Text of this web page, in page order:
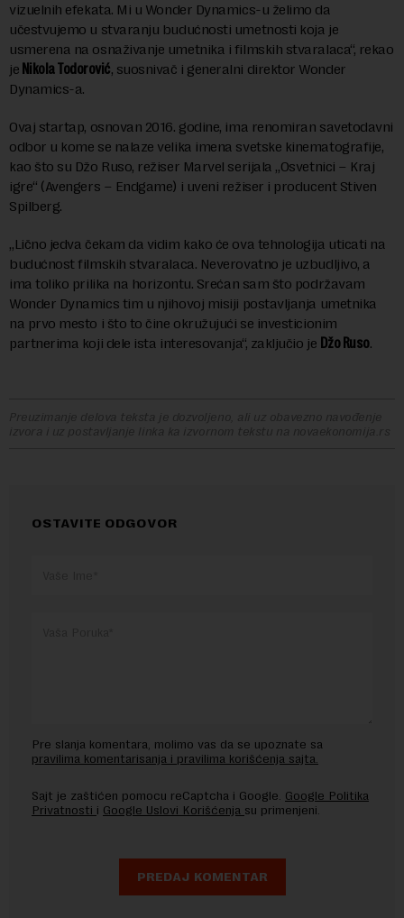
vizuelnih efekata. Mi u Wonder Dynamics-u želimo da
učestvujemo u stvaranju budućnosti umetnosti koja je
usmerena na osnaživanje umetnika i filmskih stvaralaca“, rekao
je Nikola Todorović, suosnivač i generalni direktor Wonder
Dynamics-a.
Ovaj startap, osnovan 2016. godine, ima renomiran savetodavni
odbor u kome se nalaze velika imena svetske kinematografije,
kao što su Džo Ruso, režiser Marvel serijala „Osvetnici – Kraj
igre“ (Avengers – Endgame) i uveni režiser i producent Stiven
Spilberg.
„Lično jedva čekam da vidim kako će ova tehnologija uticati na
budućnost filmskih stvaralaca. Neverovatno je uzbudljivo, a
ima toliko prilika na horizontu. Srećan sam što podržavam
Wonder Dynamics tim u njihovoj misiji postavljanja umetnika
na prvo mesto i što to čine okružujući se investicionim
partnerima koji dele ista interesovanja“, zaključio je Džo Ruso.
Preuzimanje delova teksta je dozvoljeno, ali uz obavezno navođenje
izvora i uz postavljanje linka ka izvornom tekstu na novaekonomija.rs
OSTAVITE ODGOVOR
Pre slanja komentara, molimo vas da se upoznate sa
pravilima komentarisanja i pravilima korišćenja sajta.
Sajt je zaštićen pomocu reCaptcha i Google. Google Politika
Privatnosti i Google Uslovi Korišćenja su primenjeni.